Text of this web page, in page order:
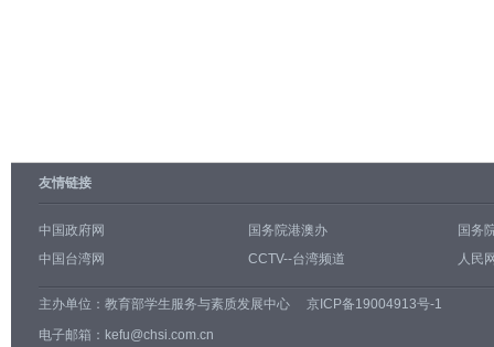
友情链接
中国政府网 国务院港澳办
国务
中国台湾网
CCTV--台湾频道 人民
主办单位： 教育部学生服务与素质发展中心
京ICP备19004913号-1
电子邮箱：kefu@chsi.com.cn